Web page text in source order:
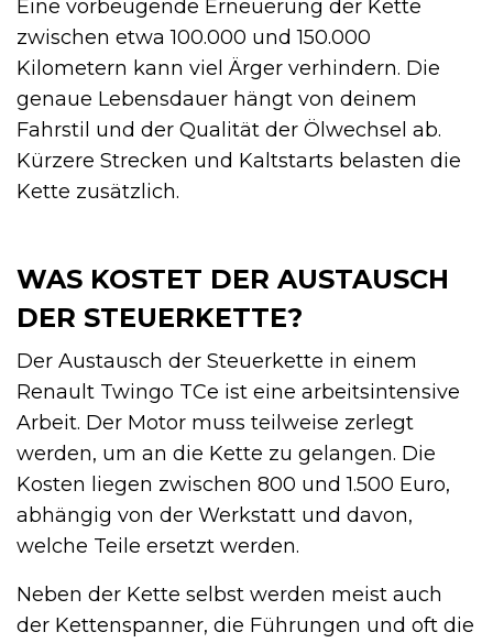
Eine vorbeugende Erneuerung der Kette
zwischen etwa 100.000 und 150.000
Kilometern kann viel Ärger verhindern. Die
genaue Lebensdauer hängt von deinem
Fahrstil und der Qualität der Ölwechsel ab.
Kürzere Strecken und Kaltstarts belasten die
Kette zusätzlich.
WAS KOSTET DER AUSTAUSCH
DER STEUERKETTE?
Der Austausch der Steuerkette in einem
Renault Twingo TCe ist eine arbeitsintensive
Arbeit. Der Motor muss teilweise zerlegt
werden, um an die Kette zu gelangen. Die
Kosten liegen zwischen 800 und 1.500 Euro,
abhängig von der Werkstatt und davon,
welche Teile ersetzt werden.
Neben der Kette selbst werden meist auch
der Kettenspanner, die Führungen und oft die